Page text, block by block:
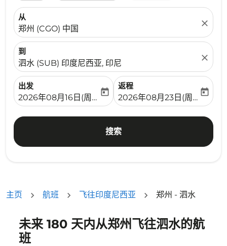
从
郑州 (CGO) 中国
close
到
泗水 (SUB) 印度尼西亚, 印尼
close
出发
fc-booking-departure-date-aria-label
2026年08月16日(周日)
today
返程
fc-booking-return-date-
2026年08月23日(周日)
today
搜索
主页 航班 飞往印度尼西亚 郑州 - 泗水
未来 180 天内从郑州飞往泗水的航
班
没有符合您的筛选条件的机票。请调整您的筛选条件。